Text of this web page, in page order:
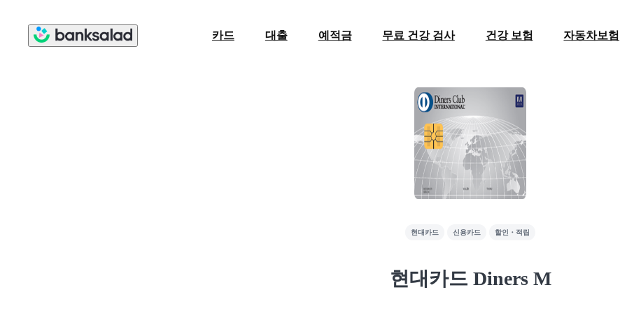
카드 대출 예적금 무료 건강 검사 건강 보험 자동차보험
현대카드 신용카드 할인・적립
현대카드 Diners M